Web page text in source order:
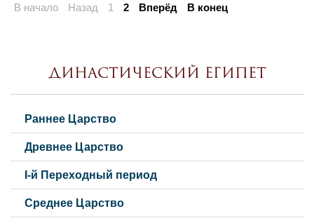
В начало Назад 1 2 Вперёд В конец
Династический Египет
Раннее Царство
Древнее Царство
I-й Переходный период
Среднее Царство